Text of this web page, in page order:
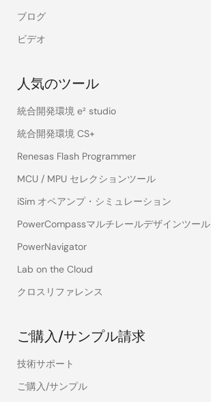
ブログ
ビデオ
人気のツール
統合開発環境 e² studio
統合開発環境 CS+
Renesas Flash Programmer
MCU / MPU セレクションツール
iSim オペアンプ・シミュレーション
PowerCompassマルチレールデザインツール
PowerNavigator
Lab on the Cloud
クロスリファレンス
ご購入/サンプル請求
技術サポート
ご購入/サンプル